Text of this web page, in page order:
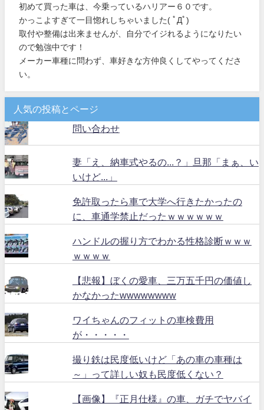
初めて買った車は、今乗っているハリアー６０です。
かっこよすぎて一目惚れしちゃいました( ﾟДﾟ)
取付や整備は出来ませんが、自分でイジれるようになりたい
ので勉強中です！
メーカー車種に問わず、車好きな方仲良くしてやってくださ
い。
人気の投稿とページ
問い合わせ
妻「え、納車式やるの...？」旦那「まぁ、い
いけど...」
免許取ったら車で大学へ行きたかったの
に、車通学禁止だったｗｗｗｗｗｗ
ハンドルの握り方でわかる性格診断ｗｗｗ
ｗｗｗｗ
【悲報】ぼくの愛車、三万五千円の価値し
かなかったwwwwwwww
ワイちゃんのフィットの車検費用
が・・・・・
撮り鉄は民度低いけど「あの車の車種は
～」って詳しい奴も民度低くない？
【画像】『正月仕様』の車、ガチでヤバイ